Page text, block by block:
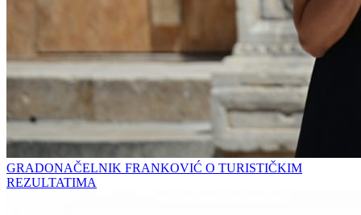
GRADONAČELNIK FRANKOVIĆ O TURISTIČKIM
REZULTATIMA